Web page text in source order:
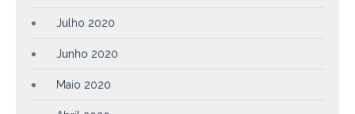
Julho 2020
Junho 2020
Maio 2020